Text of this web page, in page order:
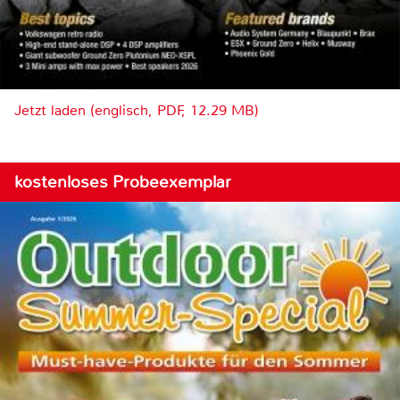
Jetzt laden (englisch, PDF, 12.29 MB)
kostenloses Probeexemplar